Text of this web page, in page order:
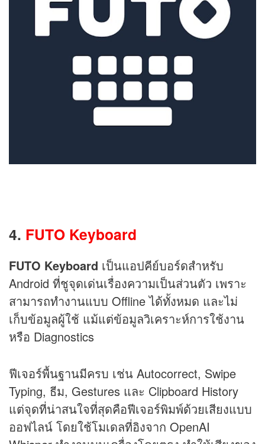
4. FUTO Keyboard
FUTO Keyboard เป็นแอปคีย์บอร์ดสำหรับ
Android ที่ชูจุดเด่นเรื่องความเป็นส่วนตัว เพราะ
สามารถทำงานแบบ Offline ได้ทั้งหมด และไม่
เก็บข้อมูลผู้ใช้ แม้แต่ข้อมูลวิเคราะห์การใช้งาน
หรือ Diagnostics
ฟีเจอร์พื้นฐานมีครบ เช่น Autocorrect, Swipe
Typing, ธีม, Gestures และ Clipboard History
แต่จุดที่น่าสนใจที่สุดคือฟีเจอร์พิมพ์ด้วยเสียงแบบ
ออฟไลน์ โดยใช้โมเดลที่อิงจาก OpenAI